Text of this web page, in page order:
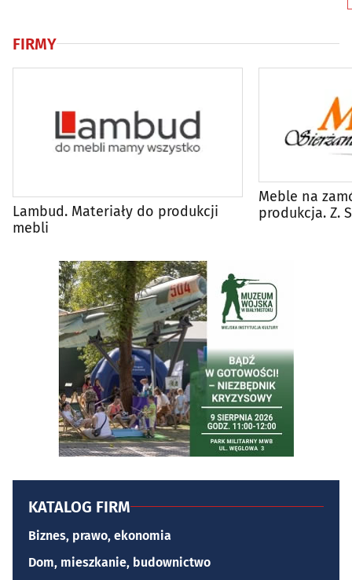
FIRMY
Lambud. Materiały do produkcji
mebli
Meble na
produkcja. Z.
KATALOG FIRM
Biznes, prawo, ekonomia
Dom, mieszkanie, budownictwo